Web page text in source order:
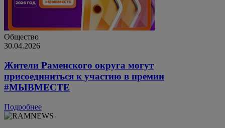
Общество
30.04.2026
Жители Раменского округа могут
присоединиться к участию в премии
#МЫВМЕСТЕ
Подробнее